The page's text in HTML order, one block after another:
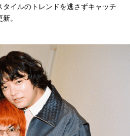
イルのトレンドを逃さずキャッチ
。